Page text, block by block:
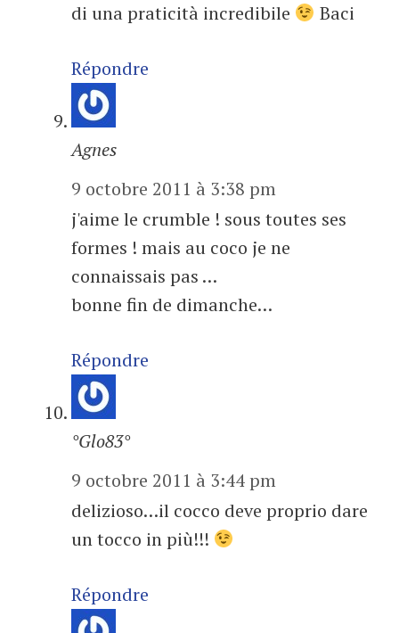
di una praticità incredibile
Baci
Répondre
Agnes
9 octobre 2011 à 3:38 pm
j'aime le crumble ! sous toutes ses
formes ! mais au coco je ne
connaissais pas …
bonne fin de dimanche…
Répondre
°Glo83°
9 octobre 2011 à 3:44 pm
delizioso…il cocco deve proprio dare
un tocco in più!!!
Répondre